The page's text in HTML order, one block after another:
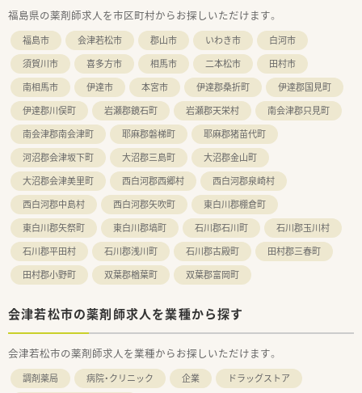
【法人特徴について】
■医薬品卸の経験を持つ代表が経営しており、医薬品流通や店舗
運営に関する安定した基盤がある企業です。
■大手チェーンとは異なる和やかな雰囲気の個人薬局だからこ
そ、現場の意見が通りやすく風通しが良い特徴があります。
■定着率が良く、ベテランの薬剤師が在籍。事務さんもフォロー
してくれる環境で、和やかな雰囲気の店舗です。
福島県の薬剤師求人を市区町村からお探しいただけます。
福島市 会津若松市 郡山市 いわき市
白河市
須賀川市
喜多方市 相馬市 二本松市
田村市
南相馬市
伊達市 本宮市 伊達郡桑折町
伊達郡国見町
伊達郡川俣町
岩瀬郡鏡石町 岩瀬郡天栄村
南会津郡只見町
南会津郡南会津町
耶麻郡磐梯町
耶麻郡猪苗代町
河沼郡会津坂下町
大沼郡三島町
大沼郡金山町
大沼郡会津美里町
西白河郡西郷村
西白河郡泉崎村
西白河郡中島村
西白河郡矢吹町
東白川郡棚倉町
東白川郡矢祭町
東白川郡塙町 石川郡石川町
石川郡玉川村
石川郡平田村
石川郡浅川町 石川郡古殿町
田村郡三春町
田村郡小野町
双葉郡楢葉町 双葉郡富岡町
会津若松市の薬剤師求人を業種から探す
会津若松市の薬剤師求人を業種からお探しいただけます。
調剤薬局 病院・クリニック 企業
ドラッグストア